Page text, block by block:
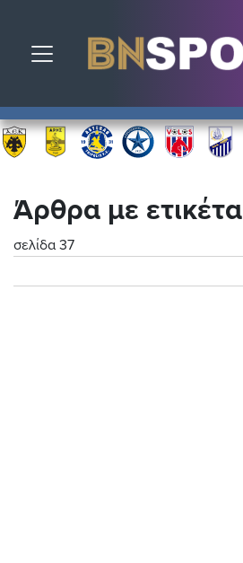
Toggle navigation
Άρθρα με ετικέτα
σελίδα 37